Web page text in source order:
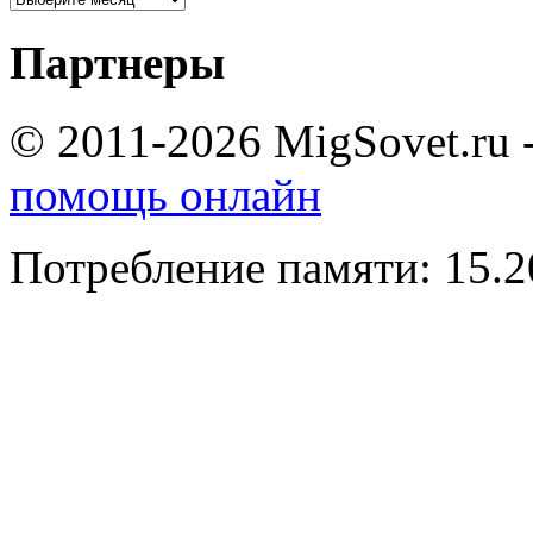
Партнеры
© 2011-2026 MigSovet.ru
помощь онлайн
Потребление памяти: